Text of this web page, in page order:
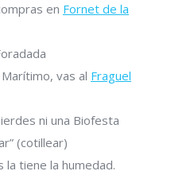
en Fornet de la
vas al Fraguel
ni una Biofesta
(cotillear)
la tiene la humedad.